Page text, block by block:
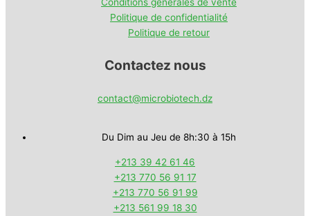
Politique de confidentialité
Politique de retour
Contactez nous
contact@microbiotech.dz
Du Dim au Jeu de 8h:30 à 15h
+213 39 42 61 46
+213 770 56 91 17
+213 770 56 91 99
+213 561 99 18 30